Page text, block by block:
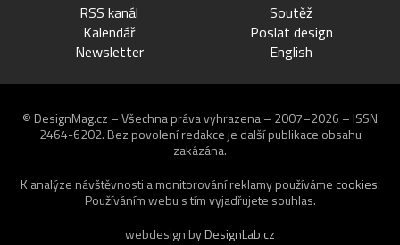
RSS kanál
Kalendář
Newsletter
Soutěž
Poslat design
English
© DesignMag.cz – Všechna práva vyhrazena – 2007–2026 – ISSN
2464-6202. Bez povolení redakce je další publikace obsahu
zakázána.
K analýze návštěvnosti a monitorování reklamy používáme cookies.
Používáním webu s tím vyjadřujete souhlas.
webdesign byDesignLab.cz